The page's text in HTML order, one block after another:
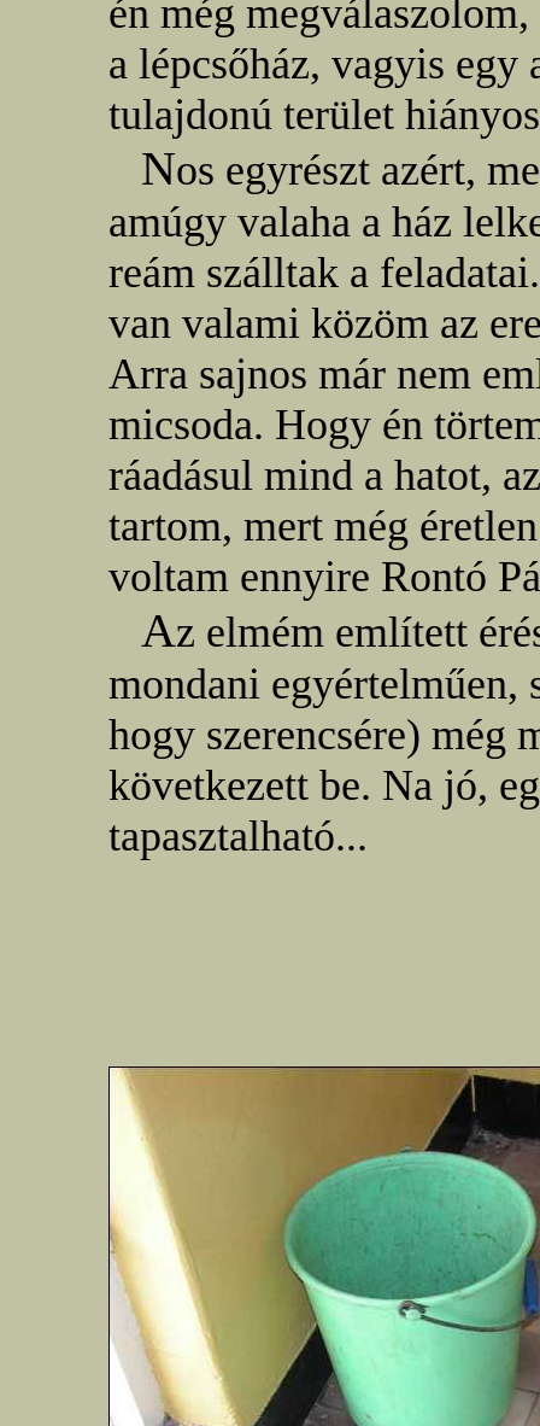
én még
a lépcsőház, vagyis egy
tulajdonú terület
Nos egyrészt azért,
amúgy valaha a ház
reám szálltak a
van valami közöm az
Arra sajnos már nem
micsoda. Hogy én
ráadásul mind a hatot,
tartom, mert még
voltam ennyire Rontó
Az elmém említett
mondani egyértelműen,
hogy szerencsére) még
következett be. Na jó,
tapasztalható...